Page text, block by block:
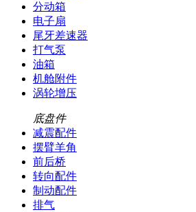
分动箱
电子扇
尾牙差速器
打气泵
油箱
机舱附件
涡轮增压
底盘件
减震配件
摆臂羊角
前后桥
转向配件
制动配件
排气